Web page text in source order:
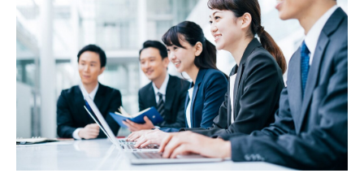
よくあるご質問
お役立ち情報